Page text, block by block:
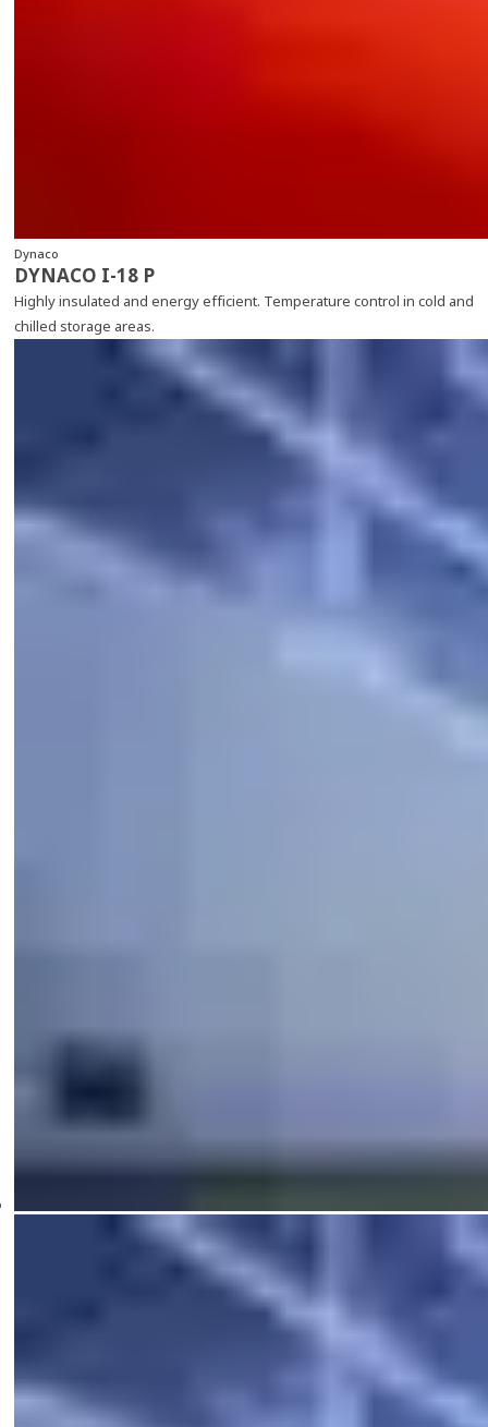
Dynaco
DYNACO I-18 P
Highly insulated and energy efficient. Temperature control in cold and
chilled storage areas.